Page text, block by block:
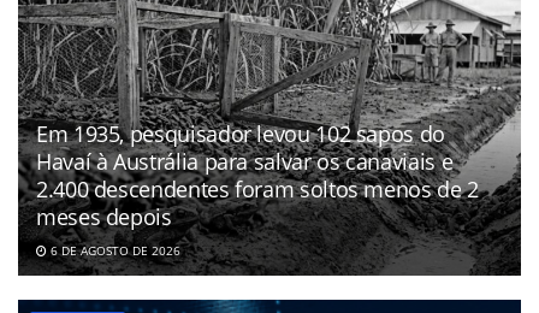
Em 1935, pesquisador levou 102 sapos do
Havaí à Austrália para salvar os canaviais e
2.400 descendentes foram soltos menos de 2
meses depois
6 DE AGOSTO DE 2026